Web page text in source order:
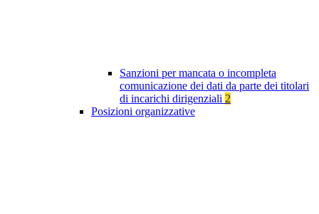
Sanzioni per mancata o incompleta
comunicazione dei dati da parte dei titolari
di incarichi dirigenziali 2
Posizioni organizzative